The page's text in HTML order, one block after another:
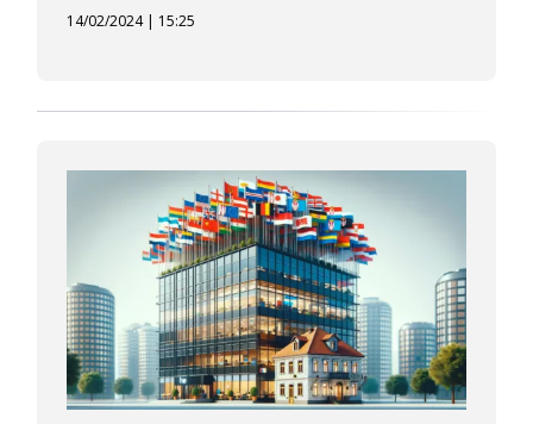
14/02/2024 | 15:25